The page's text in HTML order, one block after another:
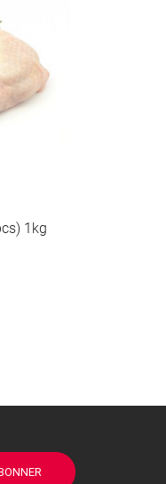
(5/8 pcs) 1kg